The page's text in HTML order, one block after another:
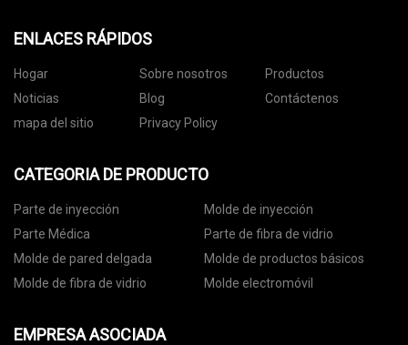
ENLACES RÁPIDOS
Hogar Sobre nosotros
Productos
Noticias
Blog
Contáctenos
mapa del sitio
Privacy Policy
CATEGORIA DE PRODUCTO
Parte de inyección
Molde de inyección
Parte Médica
Parte de fibra de vidrio
Molde de pared delgada
Molde de productos básicos
Molde de fibra de vidrio
Molde electromóvil
EMPRESA ASOCIADA